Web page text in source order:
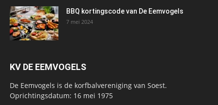
BBQ kortingscode van De Eemvogels
7 mei 2024
KV DE EEMVOGELS
De Eemvogels is de korfbalvereniging van Soest.
Oprichtingsdatum: 16 mei 1975